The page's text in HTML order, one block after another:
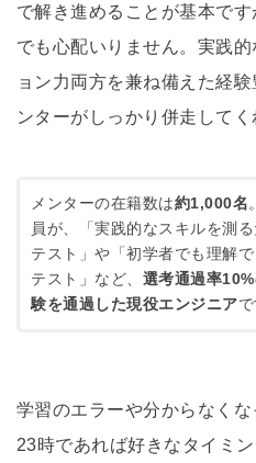
で解き進めることが基本で
でも心配いりません。実践
ョン力両方を兼ね備えた経験
ンターがしっかり併走してく
メンターの在籍数は約1,000名
員が、「実践的なスキルを測
テスト」や「初学者でも理解
テスト」など、 選考通過率
験を通過した現役エンジニアで
学習のエラーや分からなく
23時であれば好きなタイミ